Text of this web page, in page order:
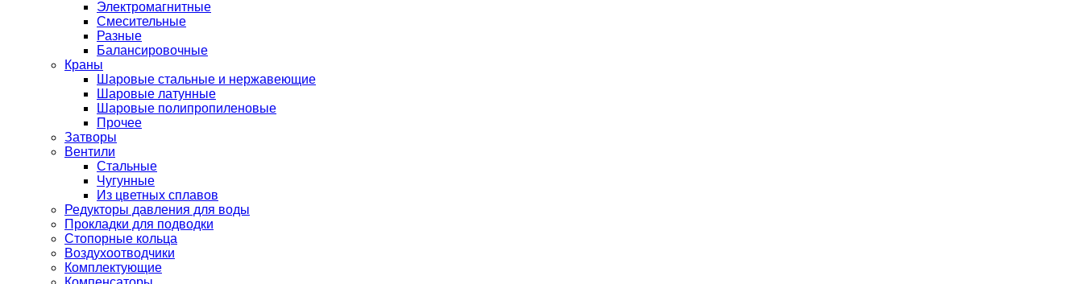
Электромагнитные
Смесительные
Разные
Балансировочные
Краны
Шаровые стальные и нержавеющие
Шаровые латунные
Шаровые полипропиленовые
Прочее
Затворы
Вентили
Стальные
Чугунные
Из цветных сплавов
Редукторы давления для воды
Прокладки для подводки
Стопорные кольца
Воздухоотводчики
Комплектующие